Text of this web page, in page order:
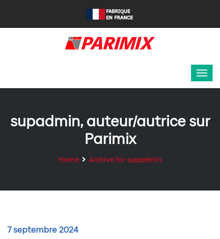
supadmin, auteur/autrice sur
Parimix
Home Archive for supadmin
7 septembre 2024